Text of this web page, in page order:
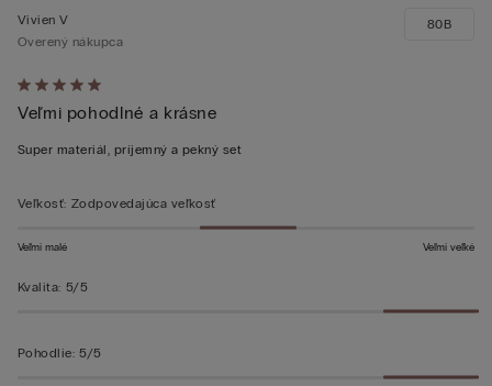
Hodnotenie:
5
z 5
Vivien V
Overený nákupca
Veľmi pohodlné a krásne
Super materiál, príjemný a pekný set
80B
Veľkosť: Zodpovedajúca veľkosť
Veľmi malé Veľmi veľké
Kvalita: 5/5
Pohodlie: 5/5